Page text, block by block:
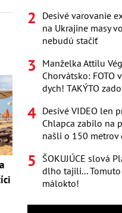
Desivé varovanie
na Ukrajine masy
nebudú stačiť
Manželka Attilu
Chorvátsko: FOTO
dych! TAKÝTO
Desivé VIDEO len
Chlapca zabilo na
našli o 150 metrov
ŠOKUJÚCE slová
dlho tajili...
málokto!